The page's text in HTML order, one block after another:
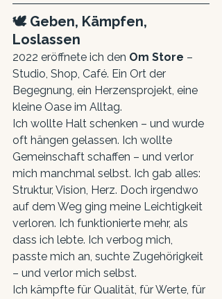
🕊️ Geben, Kämpfen,
Loslassen
2022 eröffnete ich den Om Store –
Studio, Shop, Café. Ein Ort der
Begegnung, ein Herzensprojekt, eine
kleine Oase im Alltag.
Ich wollte Halt schenken – und wurde
oft hängen gelassen. Ich wollte
Gemeinschaft schaffen – und verlor
mich manchmal selbst. Ich gab alles:
Struktur, Vision, Herz. Doch irgendwo
auf dem Weg ging meine Leichtigkeit
verloren. Ich funktionierte mehr, als
dass ich lebte. Ich verbog mich,
passte mich an, suchte Zugehörigkeit
– und verlor mich selbst.
Ich kämpfte für Qualität, für Werte, für